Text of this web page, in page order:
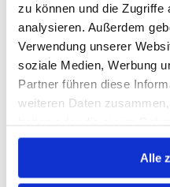
zu können und die Zugriffe
analysieren. Außerdem
Verwendung unserer
soziale Medien, Werbung
Partner führen diese
weiteren Daten
gesammelt haben.
Alle
Nicht auf Lager
Print